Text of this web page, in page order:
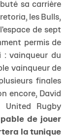
sa carrière
les Bulls,
de sept
permis de
: vainqueur du
vainqueur de
finales
encore, David
United Rugby
de jouer
la tunique